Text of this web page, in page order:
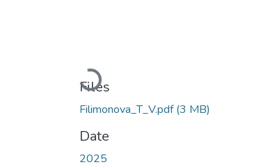
Loading...
Files
Filimonova_Т_V.pdf(3 MB)
Date
2025